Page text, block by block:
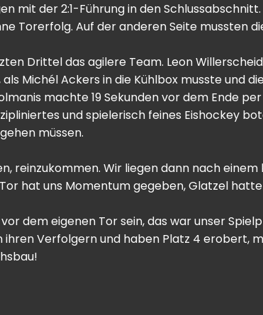
mit der 2:1-Führung in den Schlussabschnitt.
Torerfolg. Auf der anderen Seite mussten
Drittel das agilere Team. Leon
Michél Ackers in die Kühlbox musste und
machte 19 Sekunden vor dem Ende
und spielerisch feines Eishockey
müssen.
reinzukommen. Wir liegen dann nach
hat uns Momentum gegeben, Glatzel
dem eigenen Tor sein, das war unser
Verfolgern und haben Platz 4 erobert,